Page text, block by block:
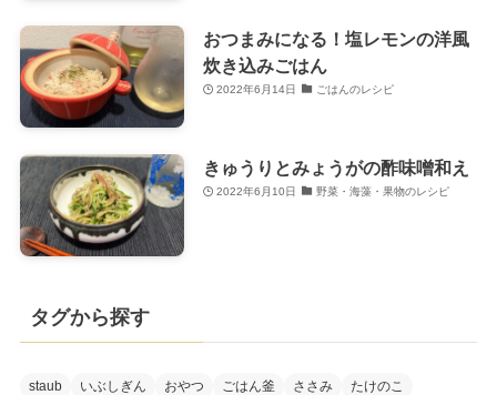
おつまみになる！塩レモンの洋風
炊き込みごはん
2022年6月14日 ごはんのレシピ
きゅうりとみょうがの酢味噌和え
2022年6月10日 野菜・海藻・果物のレシピ
タグから探す
staub いぶしぎん おやつ ごはん釜 ささみ
たけのこ